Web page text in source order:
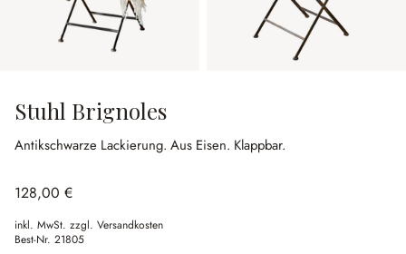
Stuhl Brignoles
Antikschwarze Lackierung. Aus Eisen. Klappbar.
128,00 €
inkl. MwSt. zzgl. Versandkosten
Best-Nr. 21805